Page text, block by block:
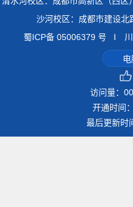
沙河校区：成都市建设
蜀ICP备 05006379 号 I 川
电
访问量：
开通时间：
最后更新时